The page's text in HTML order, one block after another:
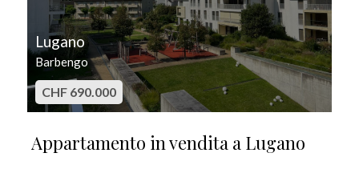
Lugano
Barbengo
CHF 690.000
Appartamento in vendita a Lugano